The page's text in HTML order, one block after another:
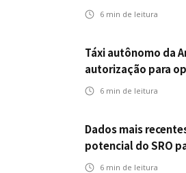
desafios da
6 min de leitura
Táxi autônomo da
autorização para
nos EUA: como a
6 min de leitura
Dados mais
potencial do SRO
nas seguradoras
6 min de leitura